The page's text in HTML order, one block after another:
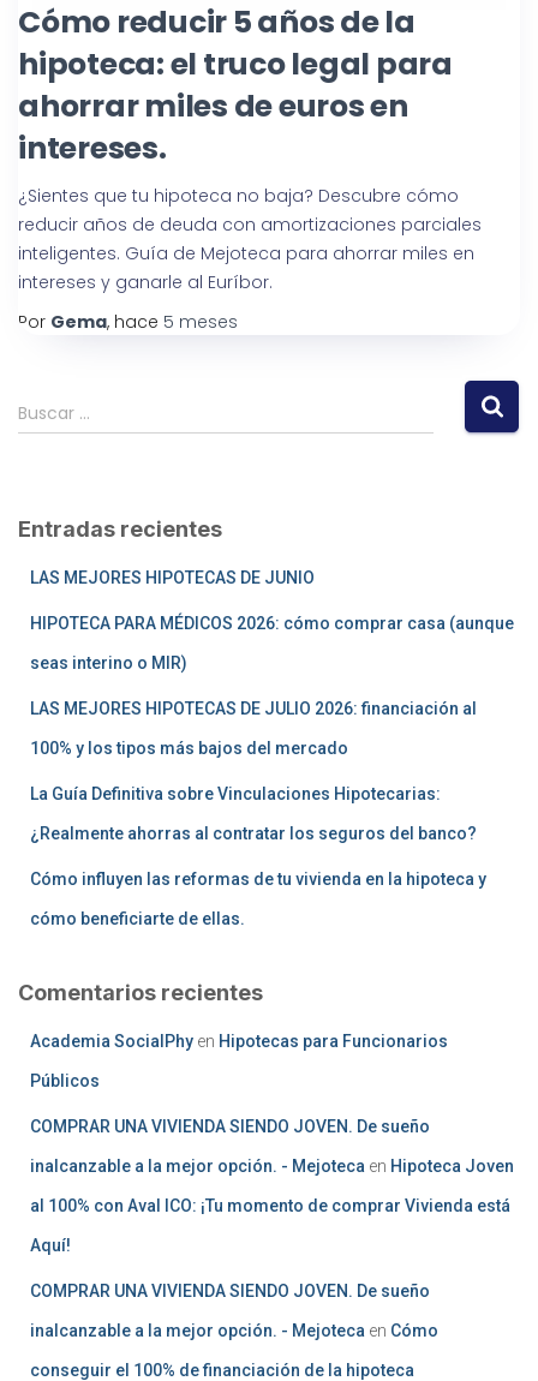
Cómo reducir 5 años de la
hipoteca: el truco legal para
ahorrar miles de euros en
intereses.
¿Sientes que tu hipoteca no baja? Descubre cómo
reducir años de deuda con amortizaciones parciales
inteligentes. Guía de Mejoteca para ahorrar miles en
intereses y ganarle al Euríbor.
Por Gema, hace 5 meses
Buscar …
Entradas recientes
LAS MEJORES HIPOTECAS DE JUNIO
HIPOTECA PARA MÉDICOS 2026: cómo comprar casa (aunque
seas interino o MIR)
LAS MEJORES HIPOTECAS DE JULIO 2026: financiación al
100% y los tipos más bajos del mercado
La Guía Definitiva sobre Vinculaciones Hipotecarias:
¿Realmente ahorras al contratar los seguros del banco?
Cómo influyen las reformas de tu vivienda en la hipoteca y
cómo beneficiarte de ellas.
Comentarios recientes
Academia SocialPhy en Hipotecas para Funcionarios
Públicos
COMPRAR UNA VIVIENDA SIENDO JOVEN. De sueño
inalcanzable a la mejor opción. - Mejoteca en Hipoteca Joven
al 100% con Aval ICO: ¡Tu momento de comprar Vivienda está
Aquí!
COMPRAR UNA VIVIENDA SIENDO JOVEN. De sueño
inalcanzable a la mejor opción. - Mejoteca en Cómo
conseguir el 100% de financiación de la hipoteca